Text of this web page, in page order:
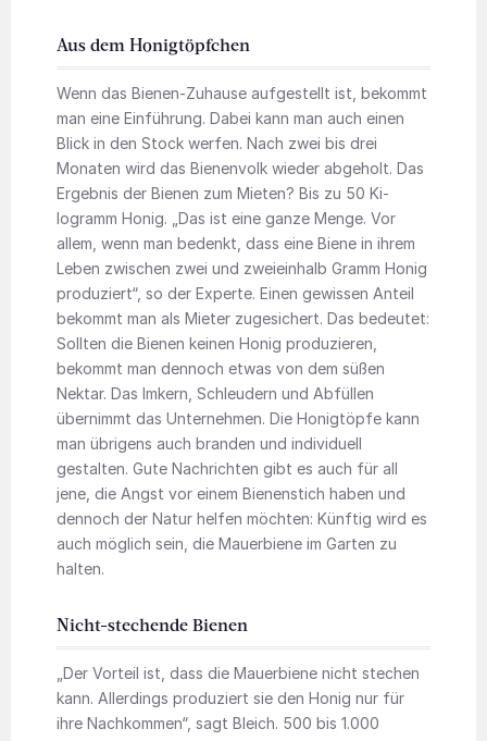
Aus dem Honigtöpfchen
Wenn das Bienen-Zuhause aufgestellt ist, bekommt
man eine Einführung. Dabei kann man auch einen
Blick in den Stock werfen. Nach zwei bis drei
Monaten wird das Bienenvolk wieder abgeholt. Das
Ergebnis der Bienen zum Mieten? Bis zu 50 Ki­
logramm Honig. „Das ist eine ganze Menge. Vor
allem, wenn man bedenkt, dass eine Biene in ihrem
Leben zwischen zwei und zweieinhalb Gramm Honig
produziert“, so der Experte. Einen gewissen Anteil
bekommt man als Mieter zugesichert. Das bedeutet:
Sollten die Bienen keinen Honig produzieren,
bekommt man dennoch etwas von dem süßen
Nektar. Das Imkern, Schleudern und Abfüllen
übernimmt das Unternehmen. Die Honigtöpfe kann
man übrigens auch branden und individuell
gestalten. Gute Nachrichten gibt es auch für all
jene, die Angst vor einem Bienenstich haben und
dennoch der Natur helfen möchten: Künftig wird es
auch möglich sein, die Mauerbiene im Garten zu
halten.
Nicht-stechende Bienen
„Der Vorteil ist, dass die Mauerbiene nicht stechen
kann. Allerdings produziert sie den Honig nur für
ihre Nachkommen“, sagt Bleich. 500 bis 1.000